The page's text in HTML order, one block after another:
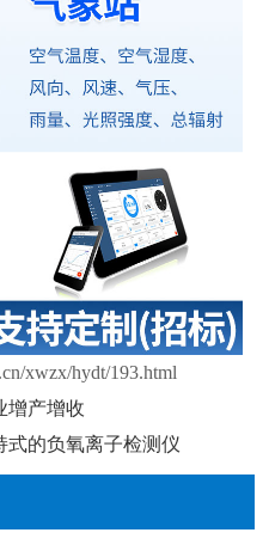
xwzx/hydt/193.html
增产增收
式的负氧离子检测仪